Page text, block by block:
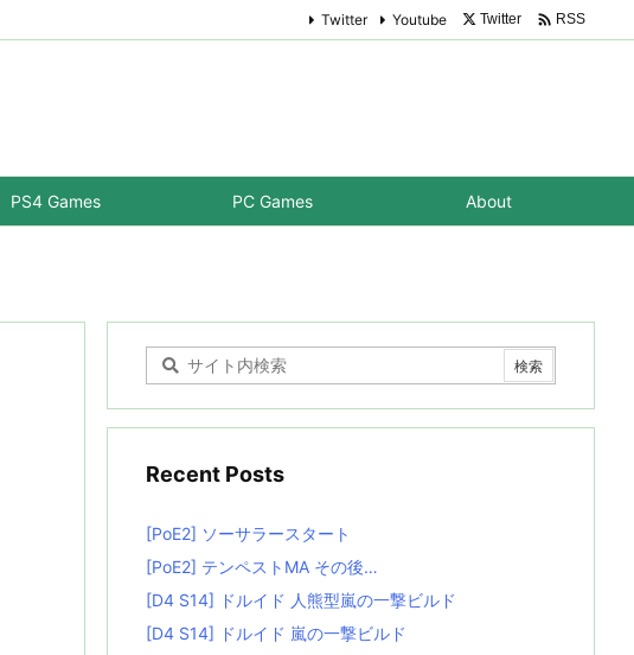
PS4 Games PC Games About
Twitter Youtube Twitter  RSS
Recent Posts
[PoE2] ソーサラースタート
[PoE2] テンペストMA その後…
[D4 S14] ドルイド 人熊型嵐の一撃ビルド
[D4 S14] ドルイド 嵐の一撃ビルド